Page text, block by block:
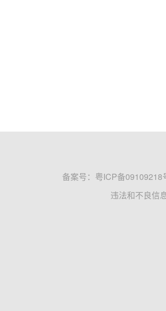
备案号： 粤ICP备09109218
违法和不良信